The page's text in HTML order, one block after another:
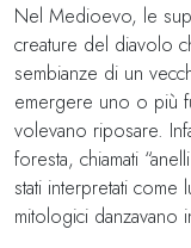
Nel Medioevo, le
creature del diavolo
sembianze di un
emergere uno o più
volevano riposare.
foresta, chiamati
stati interpretati
mitologici danzavano